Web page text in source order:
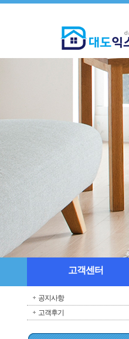
고객센터
공지사항
고객후기